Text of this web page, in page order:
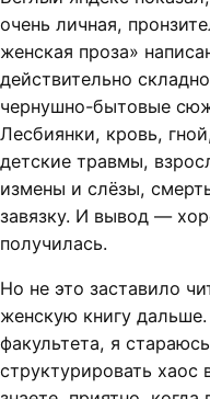
очень личная,
женская проза»
действительно
чернушно-бытовые
Лесбиянки, кровь,
детские травмы,
измены и слёзы,
завязку. И вывод —
получилась.
Но не это заставило
женскую книгу
факультета, я
структурировать